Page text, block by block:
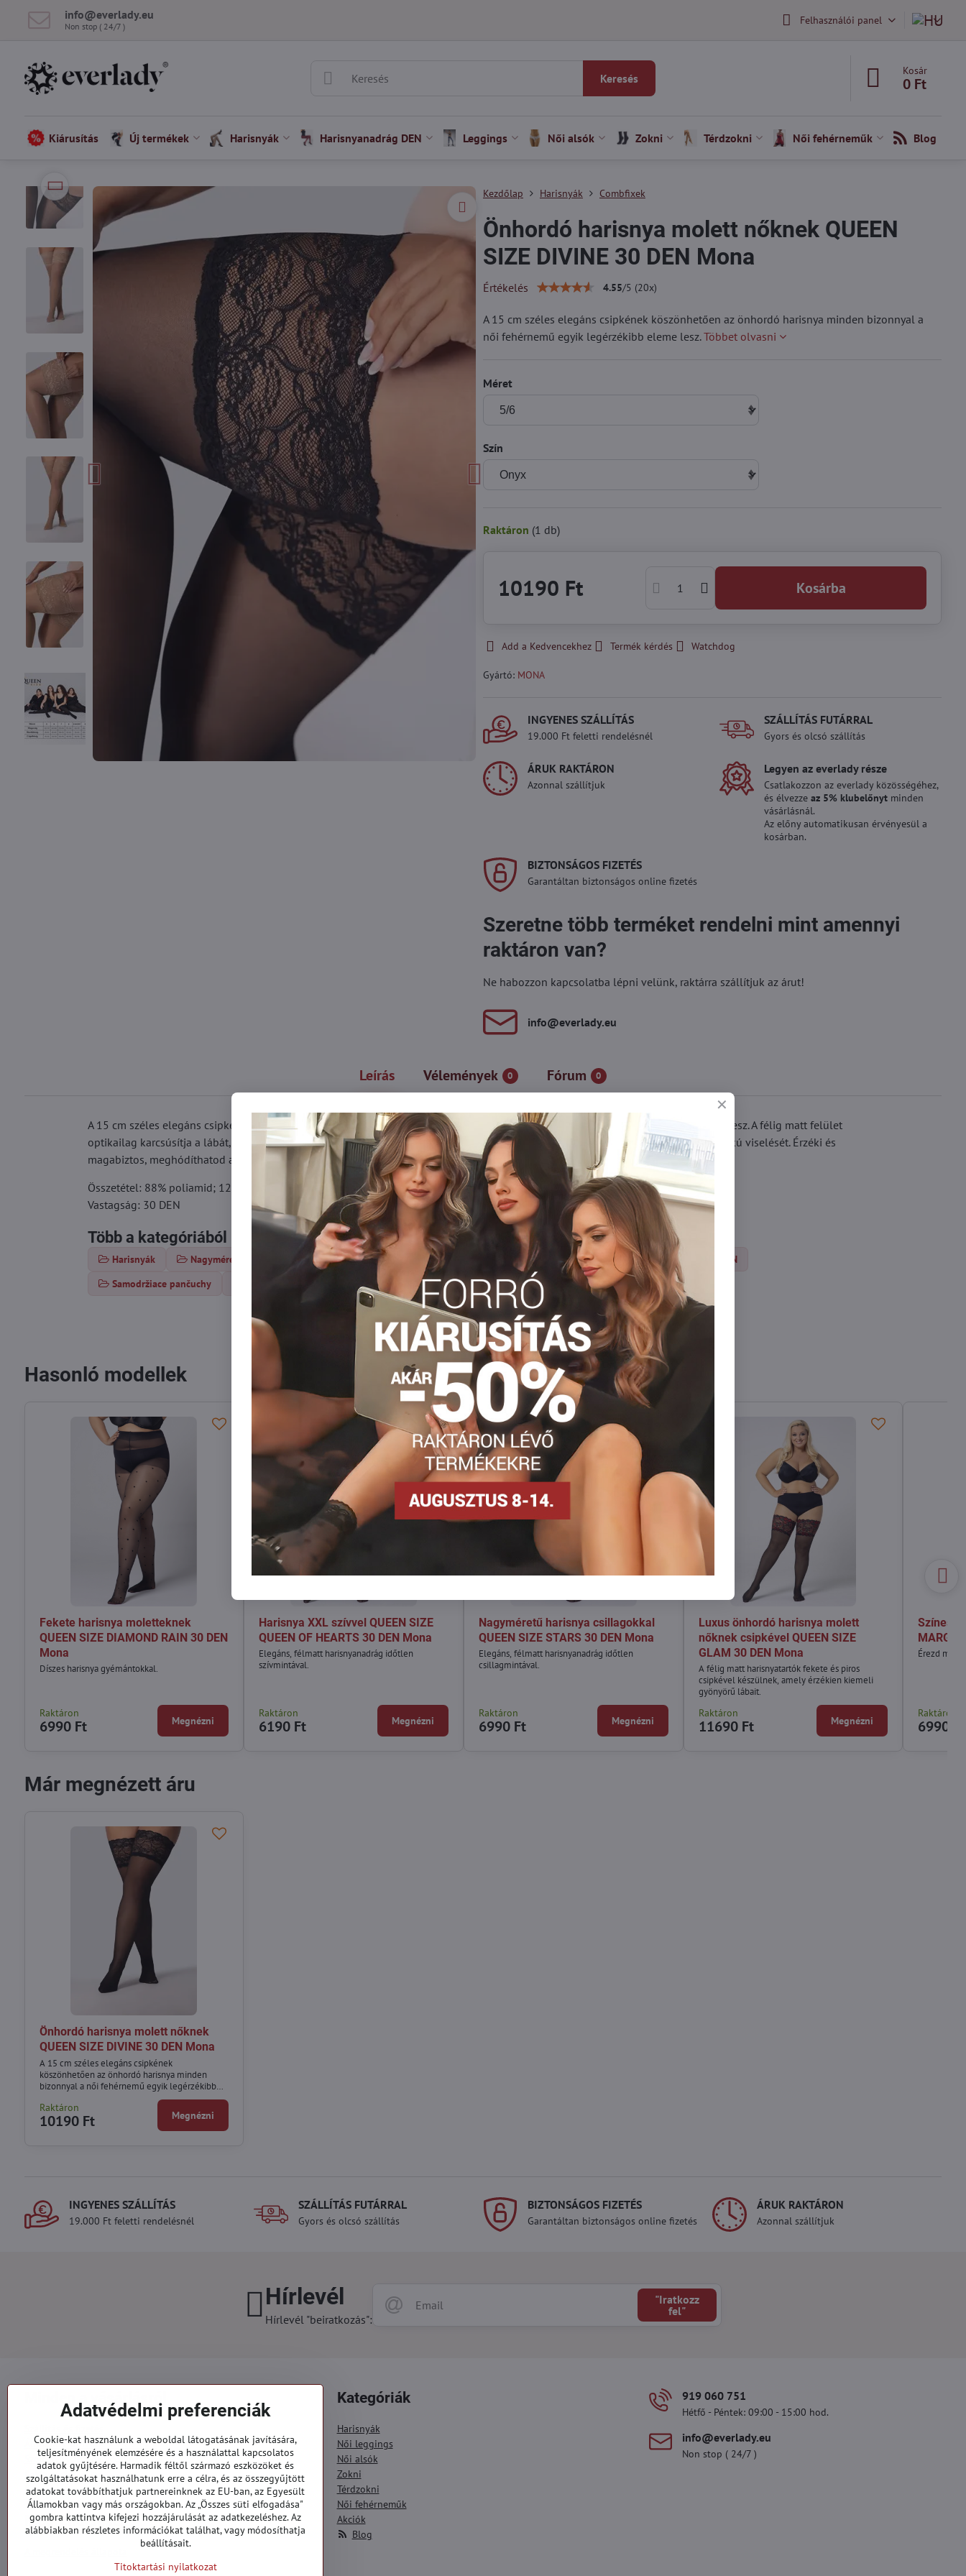
info​@everlady​.eu
Non stop ( 24/7 ) Felhasználói panel
Keresés
Kosár
0 Ft
Kiárusítás Új termékek Harisnyák Harisnyanadrág DEN Leggings Női alsók Zokni Térdzokni Női fehérneműk Blog
Kezdőlap Harisnyák Combfixek
Önhordó harisnya molett nőknek QUEEN
SIZE DIVINE 30 DEN Mona
Értékelés 4.55/5 (20x)
A 15 cm széles elegáns csipkének köszönhetően az önhordó harisnya minden bizonnyal a
női fehérnemű egyik legérzékibb eleme lesz.Többet olvasni
Méret
Szín
Raktáron (1 db)
10190 Ft Kosárba
Add a Kedvencekhez Termék kérdés Watchdog
Gyártó: MONA
INGYENES SZÁLLÍTÁS
19.000 Ft feletti rendelésnél
SZÁLLÍTÁS FUTÁRRAL
Gyors és olcsó szállítás
ÁRUK RAKTÁRON
Azonnal szállítjuk
Legyen az everlady része
Csatlakozzon az everlady közösségéhez,
és élvezzeaz 5% klubelőnyt minden
vásárlásnál.
Az előny automatikusan érvényesül a
kosárban.
BIZTONSÁGOS FIZETÉS
Garantáltan biztonságos online fizetés
Szeretne több terméket rendelni mint amennyi
raktáron van?
Ne habozzon kapcsolatba lépni velünk, raktárra szállítjuk az árut!
info​@everlady​.eu
Leírás Vélemények 0 Fórum 0
A 15 cm széles elegáns csipkének köszönhetően az önhordó harisnya minden bizonnyal a női fehérnemű egyik legérzékibb eleme lesz. A félig matt felület
optikailag karcsúsítja a lábát, eleganciát és stílust kölcsönöz. A megerősített és átlátszó orr lehetővé teszi a legfényűzőbb magassarkú viselését. Érzéki és
magabiztos, meghódíthatod a világot.
Összetétel: 88% poliamid; 12% elasztán
Vastagság: 30 DEN
Több a kategóriából
Harisnyák Nagyméretű harisnya Combfixek Erotikus harisnya Harisnya 30-40 DEN-es
Harisnyanadrág DEN
Samodržiace pančuchy
Plus size pančuchy xl/xxl/xxxl Silonky 30-40 DEN
FacebookTwitter Bluesky PinterestRedditLinkedInWhatsApp
E-
mail
Hasonló modellek
Fekete harisnya moletteknek
QUEEN SIZE DIAMOND RAIN 30 DEN
Mona
Díszes harisnya gyémántokkal.
Raktáron
6990 Ft Megnézni
Harisnya XXL szívvel QUEEN SIZE
QUEEN OF HEARTS 30 DEN Mona
Elegáns, félmatt harisnyanadrág időtlen
szívmintával.
Raktáron
6190 Ft Megnézni
Nagyméretű harisnya csillagokkal
QUEEN SIZE STARS 30 DEN Mona
Elegáns, félmatt harisnyanadrág időtlen
csillagmintával.
Raktáron
6990 Ft Megnézni
Luxus önhordó harisnya molett
nőknek csipkével QUEEN SIZE
GLAM 30 DEN Mona
A félig matt harisnyatartók fekete és piros
csipkével készülnek, amely érzékien kiemeli
gyönyörű lábait.
Raktáron
11690 Ft Megnézni
Színes
Érezd
Raktáron
6990 Ft
Már megnézett áru
Önhordó harisnya molett nőknek
QUEEN SIZE DIVINE 30 DEN Mona
A 15 cm széles elegáns csipkének
köszönhetően az önhordó harisnya minden
bizonnyal a női fehérnemű egyik legérzékibb
Raktáron
10190 Ft Megnézni
INGYENES SZÁLLÍTÁS
19.000 Ft feletti rendelésnél
SZÁLLÍTÁS FUTÁRRAL
Gyors és olcsó szállítás
BIZTONSÁGOS FIZETÉS
Garantáltan biztonságos online fizetés
ÁRUK RAKTÁRON
Azonnal szállítjuk
Hírlevél
Hírlevél "beiratkozás":
"Iratkozz
fel"
Általános szerződési feltételek
Személyes adatok védelme
Reklamációs űrlap
Kapcsolatt
Megrendelések
Kategóriák
Harisnyák
Női leggings
Női alsók
Zokni
Térdzokni
Női fehérneműk
Akciók
Blog
919 060 751
Hétfő - Péntek: 09:00 - 15:00 hod.
info​@everlady​.eu
Non stop ( 24/7 )
Adatvédelmi preferenciák
Cookie-kat használunk a weboldal látogatásának javítására,
teljesítményének elemzésére és a használattal kapcsolatos
adatok gyűjtésére. Harmadik féltől származó eszközöket és
szolgáltatásokat használhatunk erre a célra, és az összegyűjtött
adatokat továbbíthatjuk partnereinknek az EU-ban, az Egyesült
Államokban vagy más országokban. Az „Összes süti elfogadása"
gombra kattintva kifejezi hozzájárulását az adatkezeléshez. Az
alábbiakban részletes információkat találhat, vagy módosíthatja
beállításait.
Titoktartási nyilatkozat